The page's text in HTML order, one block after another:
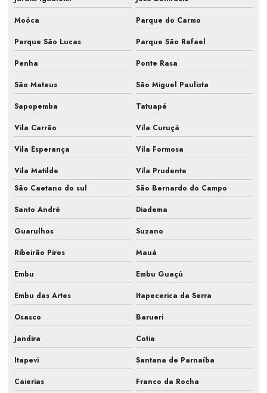
Manutenção de ar condicionado split
Manutenção em centrais de ar condicionado
Manutenção corretiva pmoc em ar condicionado
Manutenção do sistema de climatização
Manutenção e limpeza de ar condicionado
Manutenção periódica ar condicionado
Manutenção preventiva de ar condicionado
Manutenção preventiva de ar condicionado em escritório
Manutenção preventiva de ar condicionado em indústria
Manutenção preventiva de ar condicionado em laboratório
Manutenção preventiva ar condicionado pmoc
Manutenção preventiva de ar condicionado preço
Manutenção preventiva e corretiva de ar condicionado
Moóca
Parque do Carmo
Parque São Lucas
Parque São Rafael
Penha
Ponte Rasa
São Mateus
São Miguel Paulista
Sapopemba
Tatuapé
Vila Carrão
Vila Curuçá
Vila Esperança
Vila Formosa
Vila Matilde
Vila Prudente
São Caetano do sul
São Bernardo do Campo
Santo André
Diadema
Guarulhos
Suzano
Ribeirão Pires
Mauá
Embu
Embu Guaçú
Embu das Artes
Itapecerica da Serra
Osasco
Barueri
Jandira
Cotia
Itapevi
Santana de Parnaíba
Caierias
Franco da Rocha